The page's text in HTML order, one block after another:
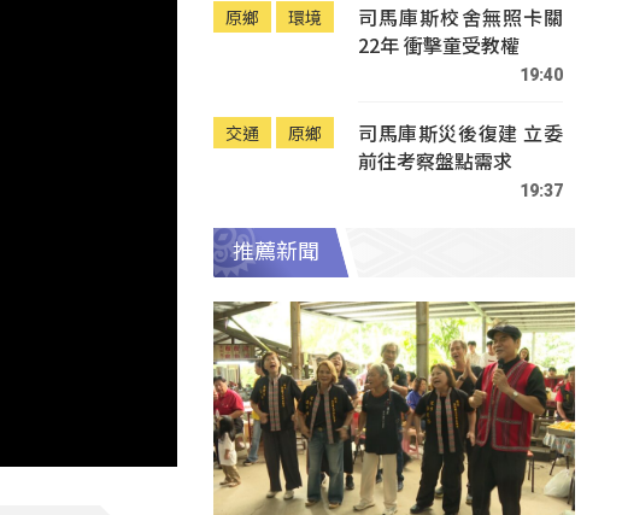
原鄉 環境
司馬庫斯校舍無照卡關
22年 衝擊童受教權
19:40
交通 原鄉
司馬庫斯災後復建 立委
前往考察盤點需求
19:37
推薦新聞